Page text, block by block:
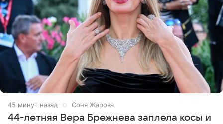
45 минут назад Соня Жарова
44-летняя Вера Брежнева заплела косы и